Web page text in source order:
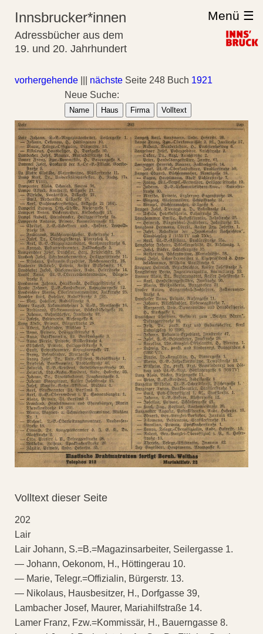
Innsbrucker*innen
Adressbücher aus dem
19. und 20. Jahrhundert
Menü ☰
vorhergehende nächste Seite 248 Buch 1921
Neue Suche:
Name Haus Firma Volltext
Volltext dieser Seite
202
Lair
Lair Johann, S.=B.=Magazinsarbeiter, Seilergasse 1.
— Johann, Oekonom, H., Höttingerau 10.
— Marie, Telegr.=Offizialin, Bürgerstr. 13.
— Nikolaus, Hausbesitzer, H., Dorfgasse 39,
Lambacher Josef, Maurer, Mariahilfstraße 14.
Lamer Franz, Fzw.=Kommissär, H., Bauerngasse 8.